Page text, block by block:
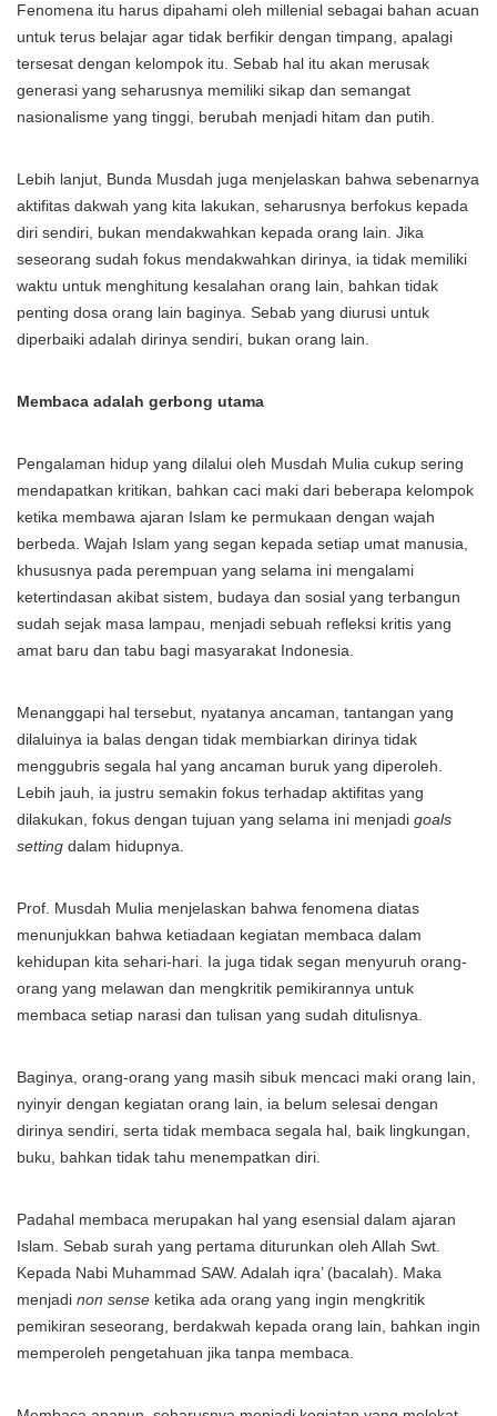
Fenomena itu harus dipahami oleh millenial sebagai bahan acuan
untuk terus belajar agar tidak berfikir dengan timpang, apalagi
tersesat dengan kelompok itu. Sebab hal itu akan merusak
generasi yang seharusnya memiliki sikap dan semangat
nasionalisme yang tinggi, berubah menjadi hitam dan putih.
Lebih lanjut, Bunda Musdah juga menjelaskan bahwa sebenarnya
aktifitas dakwah yang kita lakukan, seharusnya berfokus kepada
diri sendiri, bukan mendakwahkan kepada orang lain. Jika
seseorang sudah fokus mendakwahkan dirinya, ia tidak memiliki
waktu untuk menghitung kesalahan orang lain, bahkan tidak
penting dosa orang lain baginya. Sebab yang diurusi untuk
diperbaiki adalah dirinya sendiri, bukan orang lain.
Membaca adalah gerbong utama
Pengalaman hidup yang dilalui oleh Musdah Mulia cukup sering
mendapatkan kritikan, bahkan caci maki dari beberapa kelompok
ketika membawa ajaran Islam ke permukaan dengan wajah
berbeda. Wajah Islam yang segan kepada setiap umat manusia,
khususnya pada perempuan yang selama ini mengalami
ketertindasan akibat sistem, budaya dan sosial yang terbangun
sudah sejak masa lampau, menjadi sebuah refleksi kritis yang
amat baru dan tabu bagi masyarakat Indonesia.
Menanggapi hal tersebut, nyatanya ancaman, tantangan yang
dilaluinya ia balas dengan tidak membiarkan dirinya tidak
menggubris segala hal yang ancaman buruk yang diperoleh.
Lebih jauh, ia justru semakin fokus terhadap aktifitas yang
dilakukan, fokus dengan tujuan yang selama ini menjadi goals
setting dalam hidupnya.
Prof. Musdah Mulia menjelaskan bahwa fenomena diatas
menunjukkan bahwa ketiadaan kegiatan membaca dalam
kehidupan kita sehari-hari. Ia juga tidak segan menyuruh orang-
orang yang melawan dan mengkritik pemikirannya untuk
membaca setiap narasi dan tulisan yang sudah ditulisnya.
Baginya, orang-orang yang masih sibuk mencaci maki orang lain,
nyinyir dengan kegiatan orang lain, ia belum selesai dengan
dirinya sendiri, serta tidak membaca segala hal, baik lingkungan,
buku, bahkan tidak tahu menempatkan diri.
Padahal membaca merupakan hal yang esensial dalam ajaran
Islam. Sebab surah yang pertama diturunkan oleh Allah Swt.
Kepada Nabi Muhammad SAW. Adalah iqra’ (bacalah). Maka
menjadi non sense ketika ada orang yang ingin mengkritik
pemikiran seseorang, berdakwah kepada orang lain, bahkan ingin
memperoleh pengetahuan jika tanpa membaca.